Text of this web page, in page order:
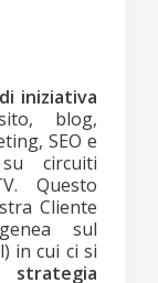
iniziativa
blog,
SEO e
circuiti
Questo
Cliente
sul
in cui ci si